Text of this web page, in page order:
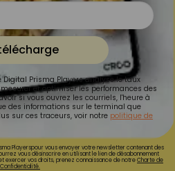
Digital Prisma Players analyse le taux
et optimiser les performances des
si vous ouvrez les courriels, l'heure à
des informations sur le terminal que
sur ces traceurs, voir notre politique de
Playerspour vous envoyer votre newsletter contenant des
vous désinscrire en utilisant le lien de désabonnement
exercer vos droits, prenez connaissance de notreCharte de
Confidentialité.